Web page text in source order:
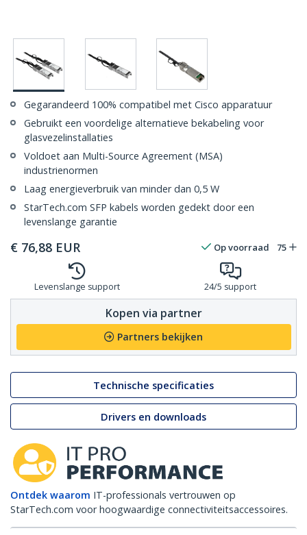
Gegarandeerd 100% compatibel met Cisco apparatuur
Gebruikt een voordelige alternatieve bekabeling voor
glasvezelinstallaties
Voldoet aan Multi-Source Agreement (MSA)
industrienormen
Laag energieverbruik van minder dan 0,5 W
StarTech.com SFP kabels worden gedekt door een
levenslange garantie
€ 76,88 EUR Op voorraad 75
Levenslange support 24/5 support
Kopen via partner
Partners bekijken
Technische specificaties
Drivers en downloads
Ontdek waarom IT-professionals vertrouwen op
StarTech.com voor hoogwaardige connectiviteitsaccessoires.